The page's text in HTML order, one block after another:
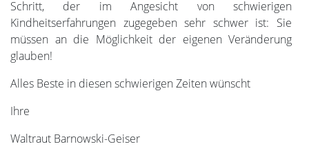
Schritt, der im Angesicht von schwierigen
Kindheitserfahrungen zugegeben sehr schwer ist: Sie
müssen an die Möglichkeit der eigenen Veränderung
glauben!
Alles Beste in diesen schwierigen Zeiten wünscht
Ihre
Waltraut Barnowski-Geiser